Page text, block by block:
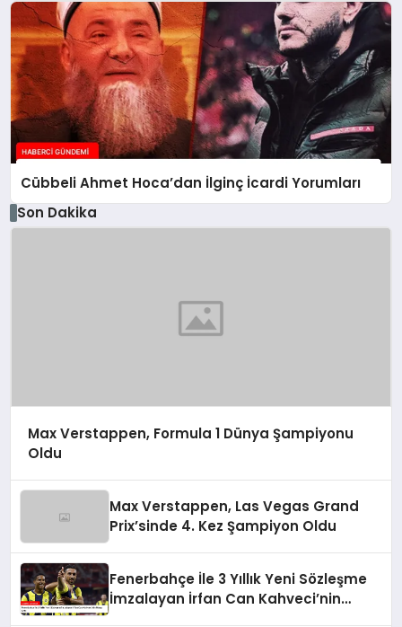
Cübbeli Ahmet Hoca’dan İlginç İcardi Yorumları
Son Dakika
Max Verstappen, Formula 1 Dünya Şampiyonu
Oldu
Max Verstappen, Las Vegas Grand
Prix’sinde 4. Kez Şampiyon Oldu
Fenerbahçe İle 3 Yıllık Yeni Sözleşme
İmzalayan İrfan Can Kahveci’nin